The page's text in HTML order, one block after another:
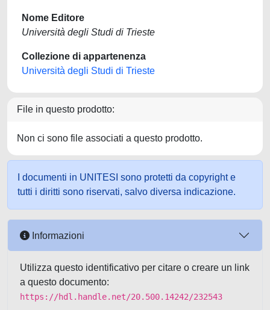
Nome Editore
Università degli Studi di Trieste
Collezione di appartenenza
Università degli Studi di Trieste
File in questo prodotto:
Non ci sono file associati a questo prodotto.
I documenti in UNITESI sono protetti da copyright e
tutti i diritti sono riservati, salvo diversa indicazione.
Informazioni
Utilizza questo identificativo per citare o creare un link
a questo documento:
https://hdl.handle.net/20.500.14242/232543